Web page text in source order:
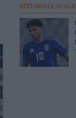
EDITORIALE DI